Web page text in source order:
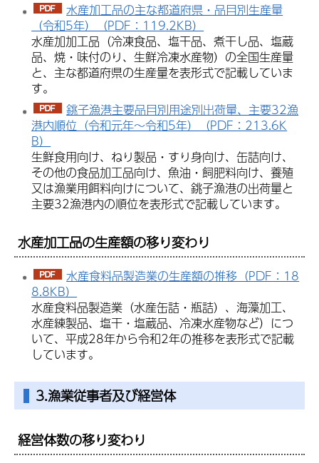
水産加工品の主な都道府県・品目別生産量
（令和5年）（PDF：119.2KB）
水産加加工品（冷凍食品、塩干品、煮干し品、塩蔵
品、焼・味付のり、生鮮冷凍水産物）の全国生産量
と、主な都道府県の生産量を表形式で記載していま
す。
銚子漁港主要品目別用途別出荷量、主要32漁
港内順位（令和元年～令和5年）（PDF：213.6K
B）
生鮮食用向け、ねり製品・すり身向け、缶詰向け、
その他の食品加工品向け、魚油・飼肥料向け、養殖
又は漁業用餌料向けについて、銚子漁港の出荷量と
主要32漁港内の順位を表形式で記載しています。
水産加工品の生産額の移り変わり
水産食料品製造業の生産額の推移（PDF：18
8.8KB）
水産食料品製造業（水産缶詰・瓶詰）、海藻加工、
水産練製品、塩干・塩蔵品、冷凍水産物など）につ
いて、平成28年から令和2年の推移を表形式で記載
しています。
3.漁業従事者及び経営体
経営体数の移り変わり